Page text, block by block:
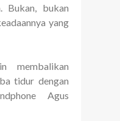
Bukan, bukan
yang
membalikan
tidur dengan
Agus